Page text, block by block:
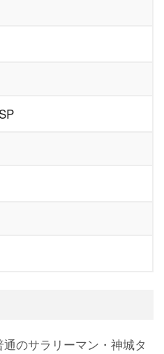
のサラリーマン・神城タ